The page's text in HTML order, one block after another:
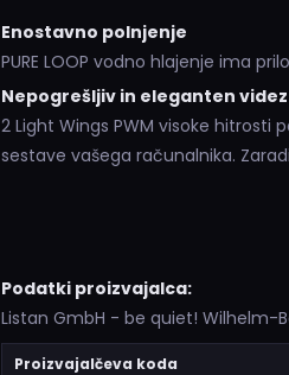
Enostavno polnjenje
PURE LOOP vodno hlajenje ima
Nepogrešljiv in eleganten videz
2 Light Wings PWM visoke hitrosti
sestave vašega računalnika.
Podatki proizvajalca:
Listan GmbH - be quiet! Wilhelm-
Proizvajalčeva koda